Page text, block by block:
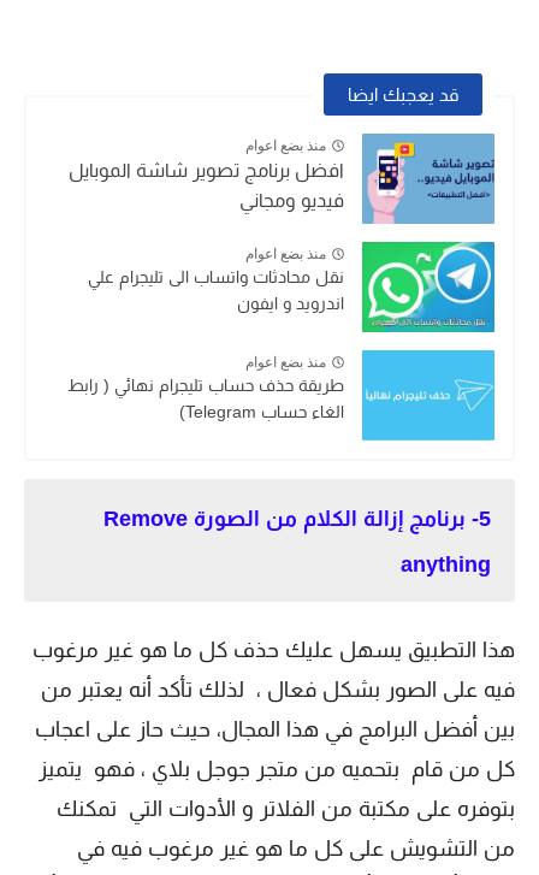
قد يعجبك ايضا
منذ بضع اعوام
افضل برنامج تصوير شاشة الموبايل
فيديو ومجاني
منذ بضع اعوام
نقل محادثات واتساب الى تليجرام علي
اندرويد و ايفون
منذ بضع اعوام
طريقة حذف حساب تليجرام نهائي ( رابط
الغاء حساب Telegram)
5- برنامج إزالة الكلام من الصورة Remove
anything
هذا التطبيق يسهل عليك حذف كل ما هو غير مرغوب
فيه على الصور بشكل فعال ، لذلك تأكد أنه يعتبر من
بين أفضل البرامج في هذا المجال، حيث حاز على اعجاب
كل من قام بتحميه من متجر جوجل بلاي ، فهو يتميز
بتوفره على مكتبة من الفلاتر و الأدوات التي تمكنك
من التشويش على كل ما هو غير مرغوب فيه في